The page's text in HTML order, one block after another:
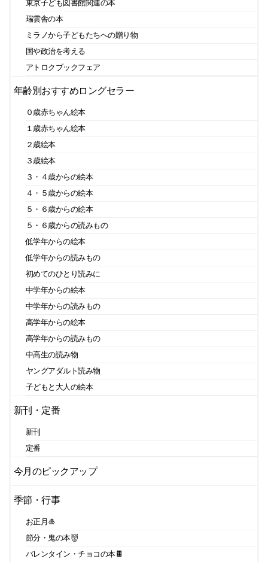
東京子ども図書館関連の本
瑞雲舎の本
ミラノから子どもたちへの贈り物
国や政治を考える
アトロクブックフェア
年齢別おすすめロングセラー
０歳赤ちゃん絵本
１歳赤ちゃん絵本
２歳絵本
３歳絵本
３・４歳からの絵本
４・５歳からの絵本
５・６歳からの絵本
５・６歳からの読みもの
低学年からの絵本
低学年からの読みもの
初めてのひとり読みに
中学年からの絵本
中学年からの読みもの
高学年からの絵本
高学年からの読みもの
中高生の読み物
ヤングアダルト読み物
子どもと大人の絵本
新刊・定番
新刊
定番
今月のピックアップ
季節・行事
お正月🎍
節分・鬼の本👹
バレンタイン・チョコの本🍫